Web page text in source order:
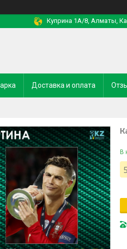
Куприна 1A/8, Алматы,
Доставка и оплата
В